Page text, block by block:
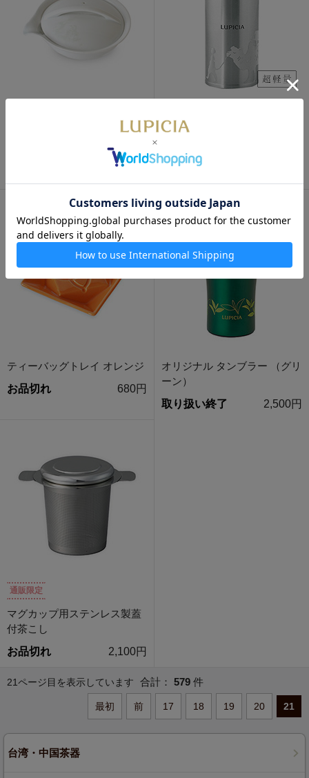
お品切れ（入荷未定）5,270
350ml
取り扱い終了
ティーバッグトレイ オレンジ
お品切れ
680円
オリジナル タンブラー （グリ
ーン）
取り扱い終了
2,500円
通販限定
マグカップ用ステンレス製蓋
付茶こし
お品切れ
2,100円
21ページ目を表示しています 合計： 579 件
最初 前 17 18 19 20 21
台湾・中国茶器